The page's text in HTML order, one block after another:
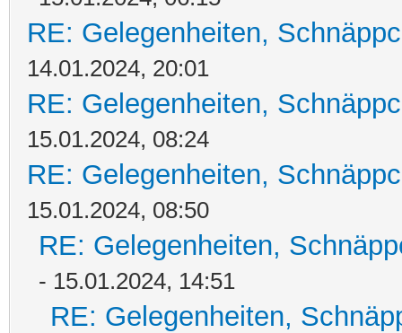
RE: Gelegenheiten,
14.01.2024, 20:01
RE: Gelegenheiten,
15.01.2024, 08:24
RE: Gelegenheiten,
15.01.2024, 08:50
RE: Gelegenheiten,
- 15.01.2024, 14:51
RE: Gelegenheiten,